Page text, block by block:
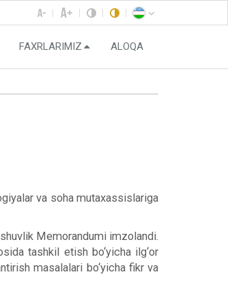
FAXRLARIMIZ ALOQA
va soha mutaxassislariga
Memorandumi imzolandi.
tashkil etish bo‘yicha ilg‘or
masalalari bo‘yicha fikr va